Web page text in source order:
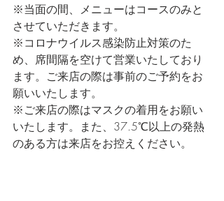
※当面の間、メニューはコースのみと
させていただきます。
※コロナウイルス感染防止対策のた
め、席間隔を空けて営業いたしており
ます。ご来店の際は事前のご予約をお
願いいたします。
※ご来店の際はマスクの着用をお願い
いたします。また、37.5℃以上の発熱
のある方は来店をお控えください。